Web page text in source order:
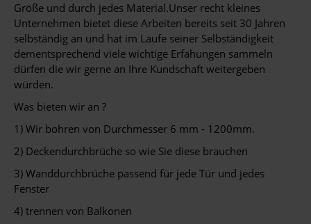
Größe und durch jedes Material.Unser recht kleines
Unternehmen bietet diese Arbeiten bereits seit 30 Jahren
selbständig an und hat im Laufe seiner Selbständigkeit
dementsprechend viele wichtige Erfahungen sammeln
dürfen die wir gerne an Ihre Kundschaft weitergeben
würden.
Was bieten wir an ?
1) Wir bohren von Durchmesser 6 mm - 1200mm.
2) Deckendurchbrüche so wie Sie diese brauchen
3) Wanddurchbrüche passend für jede Tür und jedes
Fenster
4) trennen von Balkonen